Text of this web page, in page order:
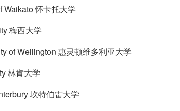
Waikato 怀卡托大学
梅西大学
of Wellington 惠灵顿维多利亚大学
林肯大学
坎特伯雷大学